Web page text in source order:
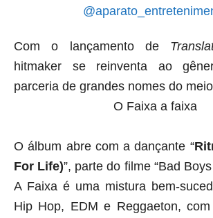
Com o lançamento de
hitmaker se reinventa ao
parceria de grandes nomes do
O Faixa a faixa
O álbum abre com a dançante “
For Life)”, parte do filme “Bad
A Faixa é uma mistura bem-
Hip Hop, EDM e Reggaeton,